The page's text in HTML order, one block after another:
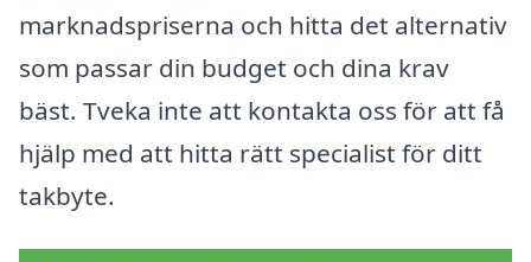
marknadspriserna och hitta det alternativ
som passar din budget och dina krav
bäst. Tveka inte att kontakta oss för att få
hjälp med att hitta rätt specialist för ditt
takbyte.